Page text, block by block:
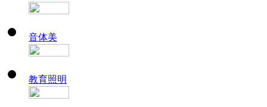
音体美
教育照明